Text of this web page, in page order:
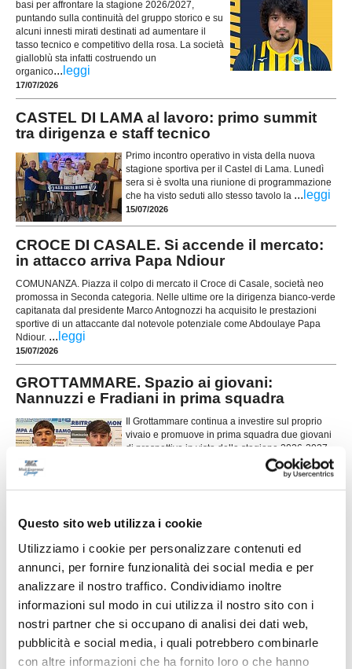
Questo sito web utilizza i cookie
Utilizziamo i cookie per personalizzare contenuti ed
annunci, per fornire funzionalità dei social media e per
analizzare il nostro traffico. Condividiamo inoltre
informazioni sul modo in cui utilizza il nostro sito con i
nostri partner che si occupano di analisi dei dati web,
pubblicità e social media, i quali potrebbero combinarle
con altre informazioni che ha fornito loro o che hanno
basi per affrontare la stagione 2026/2027,
puntando sulla continuità del gruppo storico e su
alcuni innesti mirati destinati ad aumentare il
tasso tecnico e competitivo della rosa. La società
gialloblù sta infatti costruendo un
organico... leggi
17/07/2026
CASTEL DI LAMA al lavoro: primo summit
tra dirigenza e staff tecnico
Primo incontro operativo in vista della nuova
stagione sportiva per il Castel di Lama. Lunedì
sera si è svolta una riunione di programmazione
che ha visto seduti allo stesso tavolo la ... leggi
15/07/2026
CROCE DI CASALE. Si accende il mercato:
in attacco arriva Papa Ndiour
COMUNANZA. Piazza il colpo di mercato il Croce di Casale, società neo
promossa in Seconda categoria. Nelle ultime ore la dirigenza bianco-verde
capitanata dal presidente Marco Antognozzi ha acquisito le prestazioni
sportive di un attaccante dal notevole potenziale come Abdoulaye Papa
Ndiour. ... leggi
15/07/2026
GROTTAMMARE. Spazio ai giovani:
Nannuzzi e Fradiani in prima squadra
Il Grottammare continua a investire sul proprio
vivaio e promuove in prima squadra due giovani
di prospettiva in vista della stagione 2026-2027.
Faranno parte della preparazione estiva agli
ordini dello staff tecnico il centrocampista
Simo...leggi
MONTICELLI. Conferme importanti per
Mariani Gibellieri e Mattei
ASCOLI PICENO. Il Monticelli Calcio comunica
che Marco Mariani Gibellieri e Giacomo Mattei
saranno due calciatori del Monticelli anche per la
prossima stagione. Entrambi si apprestano a
vivere la loro quarta stagione in biancoazzurro. -
Tr...leggi
12/07/2026